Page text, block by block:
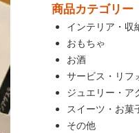
商品カテゴリー
インテリア・収
おもちゃ
お酒
サービス・リフ
ジュエリー・ア
スイーツ・お菓
その他